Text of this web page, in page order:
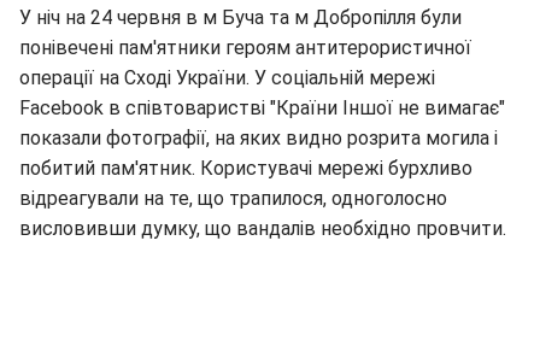
У ніч на 24 червня в м Буча та м Добропілля були
понівечені пам'ятники героям антитерористичної
операції на Сході України. У соціальній мережі
Facebook в співтоваристві "Країни Іншої не вимагає"
показали фотографії, на яких видно розрита могила і
побитий пам'ятник. Користувачі мережі бурхливо
відреагували на те, що трапилося, одноголосно
висловивши думку, що вандалів необхідно провчити.